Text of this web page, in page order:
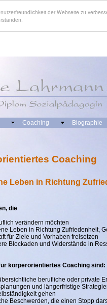
der Webseite zu
Coaching Biographie
Coaching
Leben in Richtung
die
verändern möchten
Leben in Richtung Zufriedenheit,
für Ziele und Vorhaben freisetzen
Blockaden und Widerstände in
körperorientiertes Coaching sind:
berufliche oder private
und längerfristige
gehen
Beschwerden, die einen Stopp